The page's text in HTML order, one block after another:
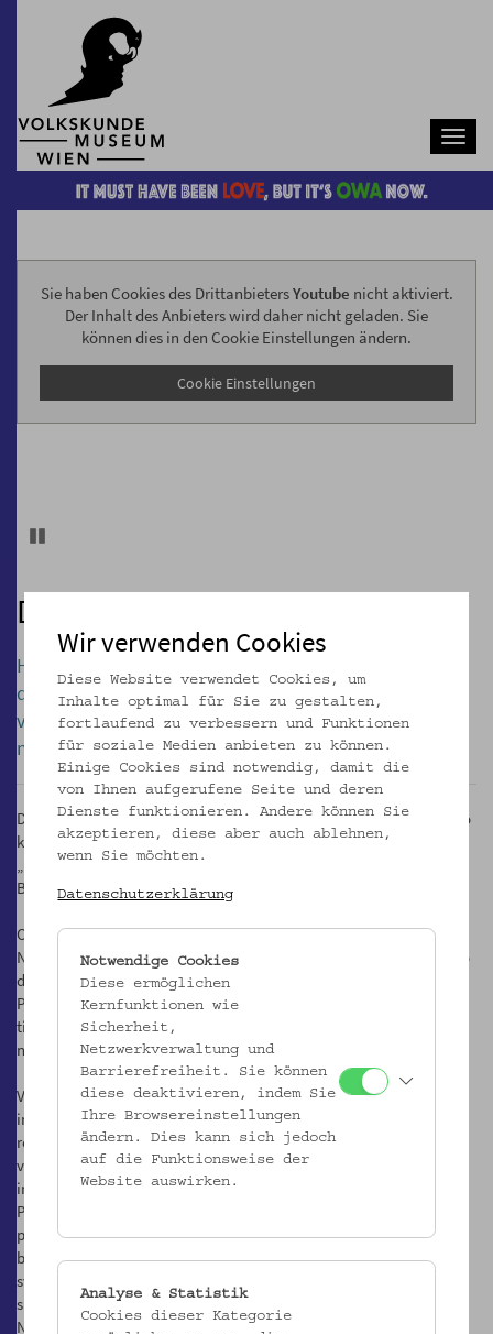
Sie haben Cookies des DrittanbietersYoutube nicht aktiviert.
Der Inhalt des Anbieters wird daher nicht geladen. Sie
können dies in den Cookie Einstellungen ändern.
Cookie Einstellungen
DEDIČSTVO MINULOSTI
Historickému diskurzu v Československu dlho
dominoval komunistický naratív, ktorý odôvodňoval
vyhnanie nemeckého obyvateľstva ako oprávnený a
nevyhnutný krok. Tým bola téma vyriešená.
Do roku 1989 tak na verejnosť neprenikli pokusy vystúpiť proti tejto
kontrole diskurzu – napr. koncom 70. rokov historik Ján Mlynárik
„Danubius“ alebo skupina píšuca pod kolektívnym pseudonymom
Bohemus.
Od roku 1989 sa k tejto téme môže slobodne vyjadriť každý.
Napriek tomu, či možno práve preto, predstavujú vysídlenie a jeho
dôsledky pre českú spoločnosť veľmi emotívnu tému.
Predovšetkým mladšia generácia Čechov a Slovákov sa môže na
tieto udalosti a hlboké zmeny krajiny a jej kultúry pozerať
nezaujatými očami.
V Rakúsku tento diskurz dlho určovali „Landmanšafty“, teda
inštitucionalizovaní zástupcovia vyhnancov, ktorí ich
reprezentovali nielen kultúrne, ale predovšetkým politicky, a
vznášali si majetkové nároky voči Československu. Nepodarilo sa
im však túto otázku preniesť na požiadavku rakúskej spoločnosti.
Prekážkou bolo, že ich často vnímali ako blízkych k extrémne
pravicovej politike. Toto súviselo s potláčaním faktu, ako hlboko
bola Sudetonemecká strana Konrada Henleina v predvečer druhej
svetovej vojny zapojená do nemeckého nacizmu a do akej miery
súhlasili nemeckí obyvatelia Československa s politikami SdP a
NSDAP.
Wir verwenden Cookies
Diese Website verwendet Cookies, um
Inhalte optimal für Sie zu gestalten,
fortlaufend zu verbessern und Funktionen
für soziale Medien anbieten zu können.
Einige Cookies sind notwendig, damit die
von Ihnen aufgerufene Seite und deren
Dienste funktionieren. Andere können Sie
akzeptieren, diese aber auch ablehnen,
wenn Sie möchten.
Datenschutzerklärung
Notwendige Cookies
Diese ermöglichen
Kernfunktionen wie
Sicherheit,
Netzwerkverwaltung und
Barrierefreiheit. Sie können
diese deaktivieren, indem Sie
Ihre Browsereinstellungen
ändern. Dies kann sich jedoch
auf die Funktionsweise der
Website auswirken.
Analyse & Statistik
Cookies dieser Kategorie